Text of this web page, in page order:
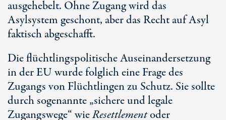
ausgehebelt. Ohne Zugang wird das
Asylsystem geschont, aber das Recht auf Asyl
faktisch abgeschafft.
Die flüchtlingspolitische Auseinandersetzung
in der EU wurde folglich eine Frage des
Zugangs von Flüchtlingen zu Schutz. Sie sollte
durch sogenannte „sichere und legale
Zugangswege“ wieResettlementoder